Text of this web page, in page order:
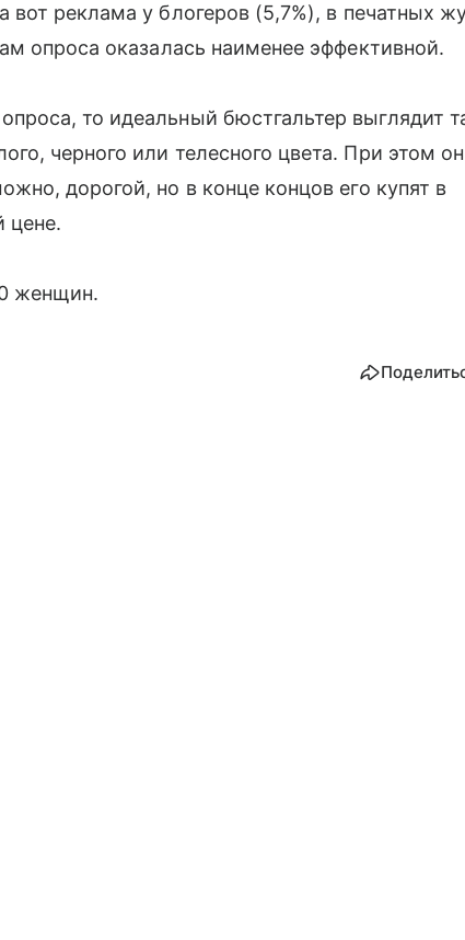
вот реклама у блогеров (5,7%), в печатных
опроса оказалась наименее эффективной.
то идеальный бюстгальтер выглядит
черного или телесного цвета. При этом он
дорогой, но в конце концов его купят в
цене.
женщин.